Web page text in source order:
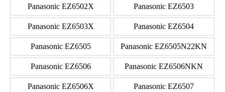
Panasonic EZ6502X Panasonic EZ6503
Panasonic EZ6503X Panasonic EZ6504
Panasonic EZ6505 Panasonic EZ6505N22KN
Panasonic EZ6506 Panasonic EZ6506NKN
Panasonic EZ6506X Panasonic EZ6507